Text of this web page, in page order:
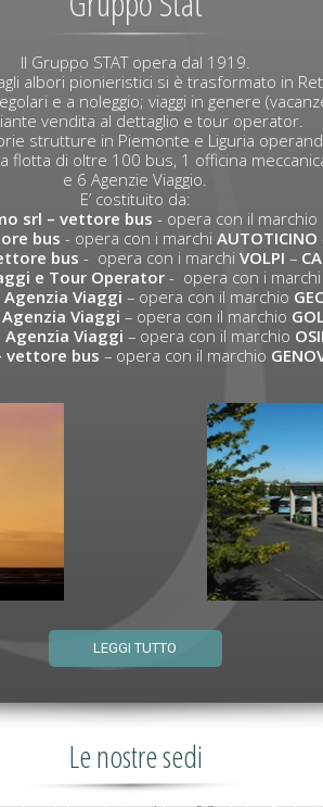
Il Gruppo STAT opera dal 1919.
albori pionieristici si è trasformato in
e a noleggio; viaggi in genere
vendita al dettaglio e tour operator.
strutture in Piemonte e Liguria
flotta di oltre 100 bus, 1 officina
e 6 Agenzie Viaggio.
E’ costituito da:
srl – vettore bus - opera con il marchio
bus - opera con i marchiAUTOTICINO
bus - opera con i marchiVOLPI –
e Tour Operator - opera con i marchi
Viaggi – opera con il marchio
Viaggi – opera con il marchio
Viaggi – opera con il marchio
vettore bus – opera con il marchio
LEGGI TUTTO
Le nostre sedi